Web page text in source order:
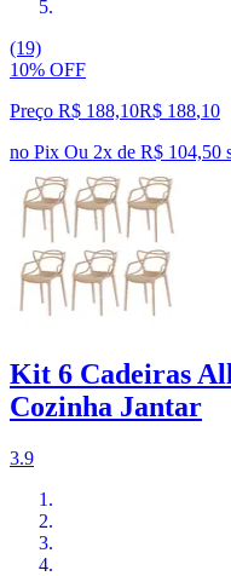
(19)
10% OFF
Preço R$ 188,10R$ 188,10
no Pix Ou 2x de R$ 104,50
Kit 6 Cadeiras
Cozinha Jantar
3.9